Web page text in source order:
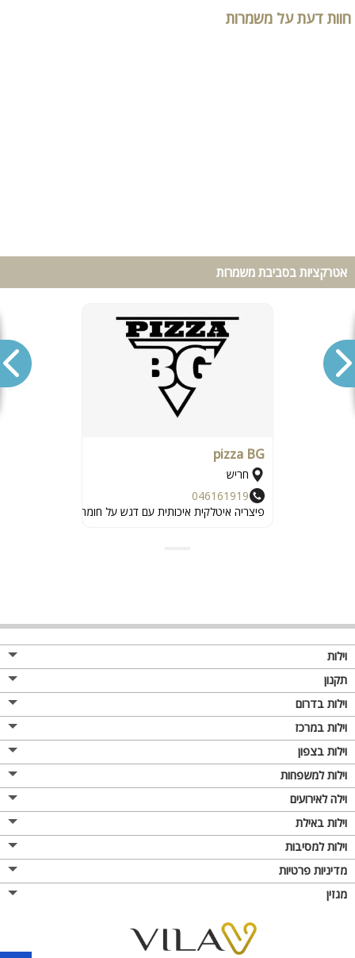
שוות שישדרגו לכם את השהייה במקום. בכל וילה כמות שונה של חדרי
שינה כך שתוכלו לבחור ולהתאים לפי כמות האנשים שאתם רוצים להתארח
חוות דעת על משמרות
אטרקציות בסביבת משמרות
pizza BG
חריש
046161919
פיצריה איטלקית איכותית עם דגש על חומרי גלם טבעיים
וילות
תקנון
וילות בדרום
וילות במרכז
וילות בצפון
וילות למשפחות
וילה לאירועים
וילות באילת
וילות למסיבות
מדיניות פרטיות
מגזין